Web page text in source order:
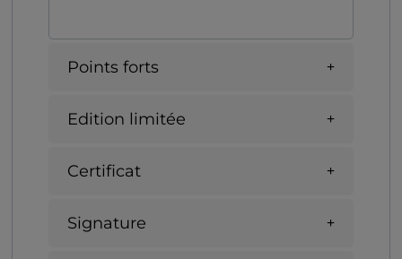
Points forts
Edition limitée
Certificat
Signature